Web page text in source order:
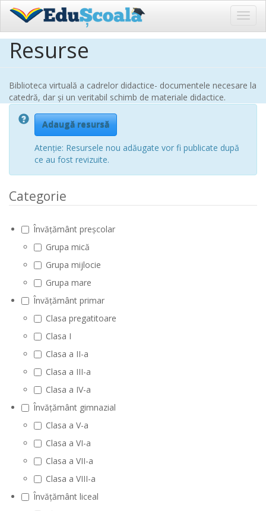
Sari
principal
Resurse
Biblioteca virtuală a cadrelor didactice- documentele necesare la
catedră, dar și un veritabil schimb de materiale didactice.
Adaugă resursă
Atenție: Resursele nou adăugate vor fi publicate după
ce au fost revizuite.
Categorie
Învățământ preșcolar
Grupa mică
Grupa mijlocie
Grupa mare
Învățământ primar
Clasa pregatitoare
Clasa I
Clasa a II-a
Clasa a III-a
Clasa a IV-a
Învățământ gimnazial
Clasa a V-a
Clasa a VI-a
Clasa a VII-a
Clasa a VIII-a
Învățământ liceal